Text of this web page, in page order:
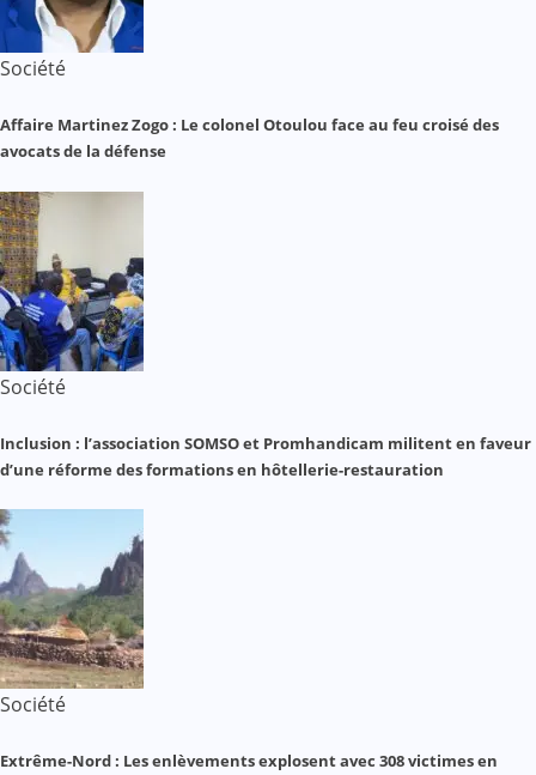
Société
Affaire Martinez Zogo : Le colonel Otoulou face au feu croisé des
avocats de la défense
Société
Inclusion : l’association SOMSO et Promhandicam militent en faveur
d’une réforme des formations en hôtellerie-restauration
Société
Extrême-Nord : Les enlèvements explosent avec 308 victimes en